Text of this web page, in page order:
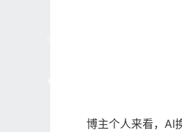
博主个人来看，AI